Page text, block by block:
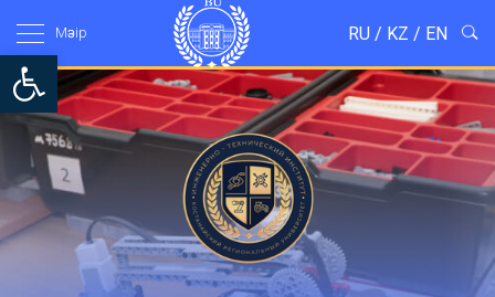
Open toolbar
Мәзір RU / KZ / EN